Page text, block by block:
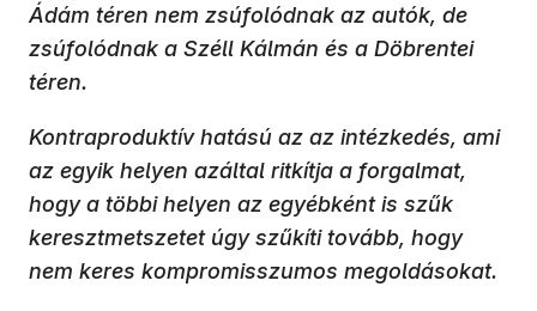
Ádám téren nem zsúfolódnak az autók, de
zsúfolódnak a Széll Kálmán és a Döbrentei
téren.
Kontraproduktív hatású az az intézkedés, ami
az egyik helyen azáltal ritkítja a forgalmat,
hogy a többi helyen az egyébként is szűk
keresztmetszetet úgy szűkíti tovább, hogy
nem keres kompromisszumos megoldásokat.